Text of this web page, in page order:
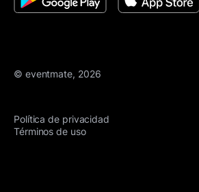
© eventmate, 2026
Política de privacidad
Términos de uso